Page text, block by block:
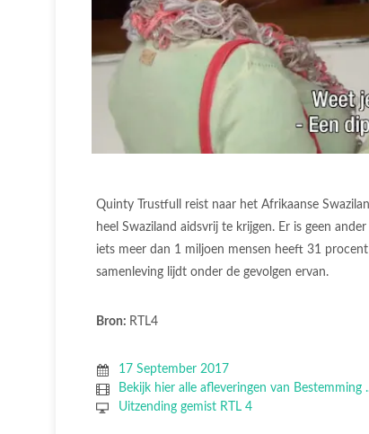
Quinty Trustfull reist naar het Afrikaanse
heel Swaziland aidsvrij te krijgen. Er is geen
iets meer dan 1 miljoen mensen heeft 31
samenleving lijdt onder de gevolgen ervan.
Bron: RTL4
17 September 2017
Bekijk hier alle afleveringen van Bestemming
Uitzending gemist RTL 4